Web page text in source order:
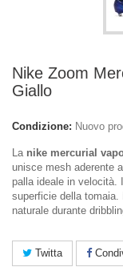
Nike Zoom
Giallo
Condizione: Nuovo
La nike mercurial
unisce mesh aderente
palla ideale in velocità.
superficie della
naturale durante
Twitta